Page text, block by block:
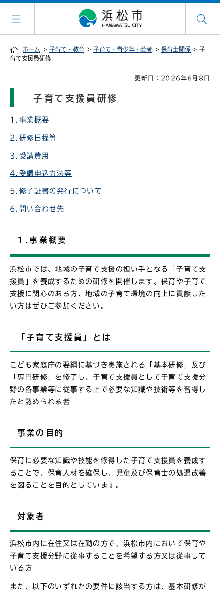
ホーム > 子育て・教育 > 子育て・青少年・若者 > 保育士関係 > 子
育て支援員研修
更新日：2026年6月8日
子育て支援員研修
1.事業概要
2.研修日程等
3.受講費用
4.受講申込方法等
5.修了証書の発行について
6.問い合わせ先
1.事業概要
浜松市では、地域の子育て支援の担い手となる「子育て支
援員」を養成するための研修を開催します。保育や子育て
支援に関心のある方、地域の子育て環境の向上に貢献した
い方はぜひご参加ください。
「子育て支援員」とは
こども家庭庁の要綱に基づき実施される「基本研修」及び
「専門研修」を修了し、子育て支援員として子育て支援分
野の各事業等に従事する上で必要な知識や技術等を習得し
たと認められる者
事業の目的
保育に必要な知識や技能を修得した子育て支援員を養成す
ることで、保育人材を確保し、児童及び保育士の処遇改善
を図ることを目的としています。
対象者
浜松市内に在住又は在勤の方で、浜松市内において保育や
子育て支援分野に従事することを希望する方又は従事して
いる方
また、以下のいずれかの要件に該当する方は、基本研修が